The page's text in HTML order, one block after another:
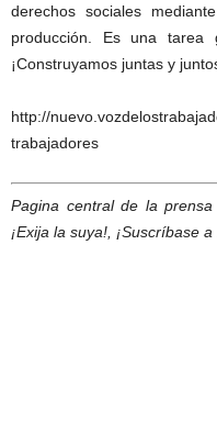
derechos sociales
producción. Es una tarea
¡Construyamos juntas y
http://
trabajadores
Pagina central de la
¡Exija la suya!, ¡Suscríbase a